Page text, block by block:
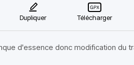
Dupliquer Télécharger
d'essence donc modification du